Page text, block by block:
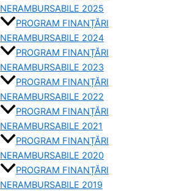
NERAMBURSABILE 2025
PROGRAM FINANȚĂRI
NERAMBURSABILE 2024
PROGRAM FINANȚĂRI
NERAMBURSABILE 2023
PROGRAM FINANȚĂRI
NERAMBURSABILE 2022
PROGRAM FINANȚĂRI
NERAMBURSABILE 2021
PROGRAM FINANȚĂRI
NERAMBURSABILE 2020
PROGRAM FINANȚĂRI
NERAMBURSABILE 2019